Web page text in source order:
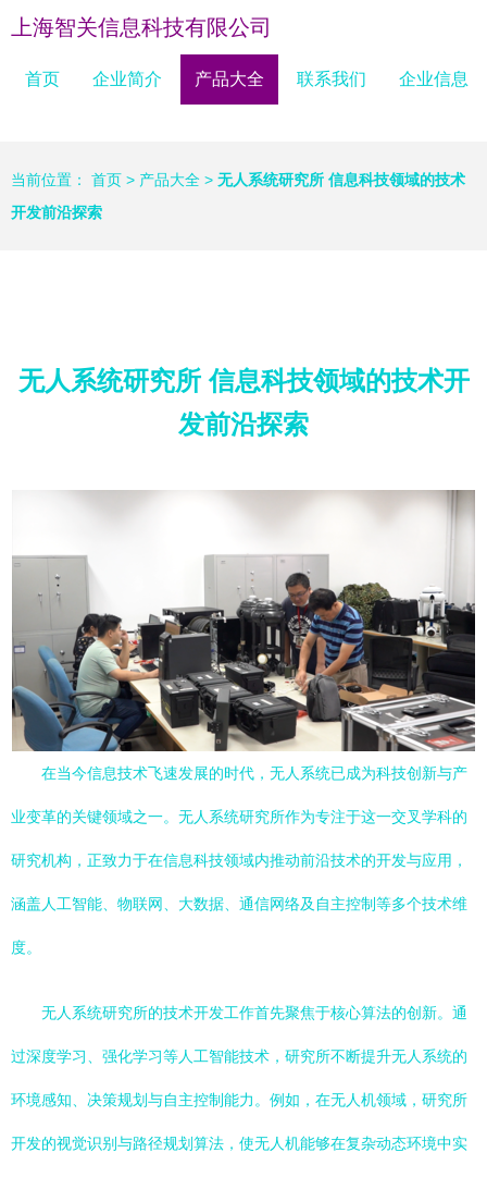
上海智关信息科技有限公司
首页 企业简介 产品大全 联系我们 企业信息
当前位置： 首页 > 产品大全 > 无人系统研究所 信息科技领域的技术
开发前沿探索
无人系统研究所 信息科技领域的技术开
发前沿探索
在当今信息技术飞速发展的时代，无人系统已成为科技创新与产
业变革的关键领域之一。无人系统研究所作为专注于这一交叉学科的
研究机构，正致力于在信息科技领域内推动前沿技术的开发与应用，
涵盖人工智能、物联网、大数据、通信网络及自主控制等多个技术维
度。
无人系统研究所的技术开发工作首先聚焦于核心算法的创新。通
过深度学习、强化学习等人工智能技术，研究所不断提升无人系统的
环境感知、决策规划与自主控制能力。例如，在无人机领域，研究所
开发的视觉识别与路径规划算法，使无人机能够在复杂动态环境中实